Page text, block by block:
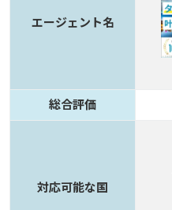
エージェント名
総合評価
対応可能な国